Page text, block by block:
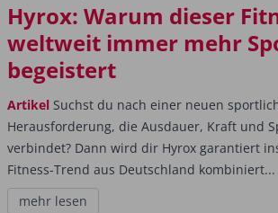
Hyrox: Warum dieser
weltweit immer mehr
begeistert
Artikel Suchst du nach einer neuen
Herausforderung, die Ausdauer, Kraft und
verbindet? Dann wird dir Hyrox garantiert
Fitness-Trend aus Deutschland kombiniert...
mehr lesen